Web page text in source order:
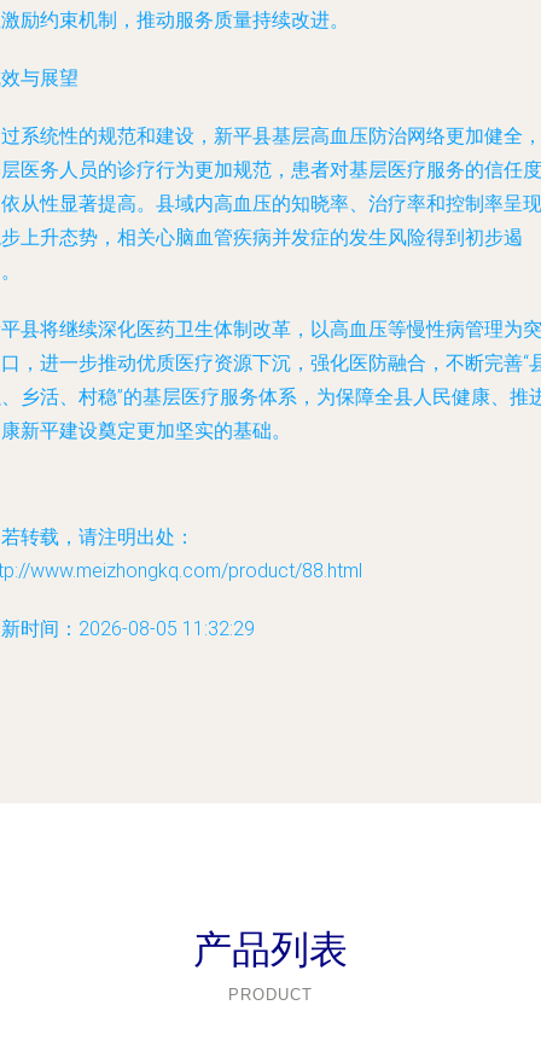
励约束机制，推动服务质量持续改进。
与展望
系统性的规范和建设，新平县基层高血压防治网络更加健全，
医务人员的诊疗行为更加规范，患者对基层医疗服务的信任度
从性显著提高。县域内高血压的知晓率、治疗率和控制率呈现
上升态势，相关心脑血管疾病并发症的发生风险得到初步遏
县将继续深化医药卫生体制改革，以高血压等慢性病管理为突
，进一步推动优质医疗资源下沉，强化医防融合，不断完善“
乡活、村稳”的基层医疗服务体系，为保障全县人民健康、推
新平建设奠定更加坚实的基础。
转载，请注明出处：
www.meizhongkq.com/product/88.html
时间：2026-08-05 11:32:29
产品列表
PRODUCT